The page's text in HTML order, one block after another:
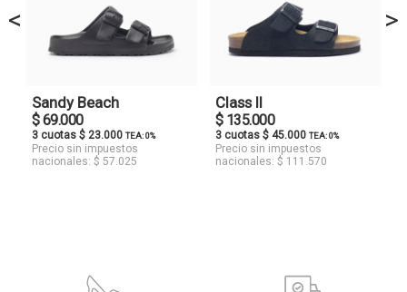
<
Sandy Beach
$ 69.000
3 cuotas $ 23.000 TEA: 0%
Precio sin impuestos
nacionales: $ 57.025
Class II
$ 135.000
3 cuotas $ 45.000 TEA: 0%
Precio sin impuestos
nacionales: $ 111.570
>